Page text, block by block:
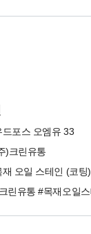
드포스 오엠유 33
)크린유통
재 오일 스테인 (코팅)